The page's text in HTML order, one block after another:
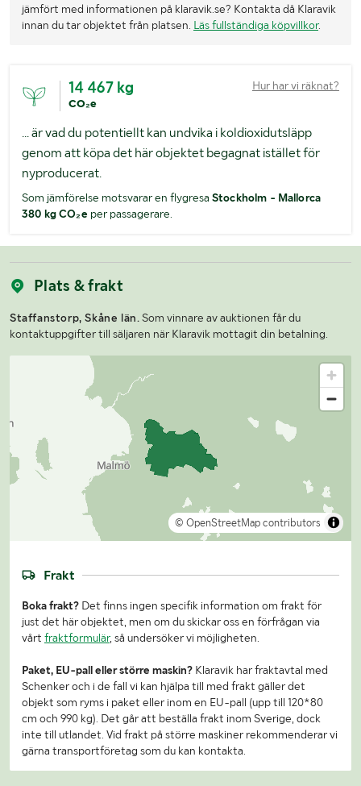
jämfört med informationen på klaravik.se? Kontakta då Klaravik
innan du tar objektet från platsen. Läs fullständiga köpvillkor.
14 467 kg
CO₂e
Hur har vi räknat?
... är vad du potentiellt kan undvika i koldioxidutsläpp
genom att köpa det här objektet begagnat istället för
nyproducerat.
Som jämförelse motsvarar en flygresa Stockholm - Mallorca
380 kg CO₂eper passagerare.
Plats & frakt
Staffanstorp, Skåne län. Som vinnare av auktionen får du
kontaktuppgifter till säljaren när Klaravik mottagit din betalning.
© OpenStreetMap contributors
Frakt
Boka frakt? Det finns ingen specifik information om frakt för
just det här objektet, men om du skickar oss en förfrågan via
vårt fraktformulär, så undersöker vi möjligheten.
Paket, EU-pall eller större maskin? Klaravik har fraktavtal med
Schenker och i de fall vi kan hjälpa till med frakt gäller det
objekt som ryms i paket eller inom en EU-pall (upp till 120*80
cm och 990 kg). Det går att beställa frakt inom Sverige, dock
inte till utlandet. Vid frakt på större maskiner rekommenderar vi
gärna transportföretag som du kan kontakta.